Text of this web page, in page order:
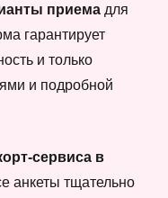
приема для
гарантирует
и только
и подробной
сервиса в
анкеты тщательно